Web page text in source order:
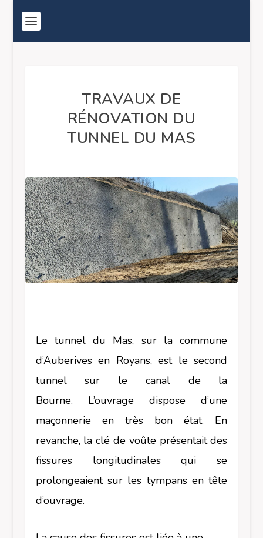
TRAVAUX DE
RÉNOVATION DU
TUNNEL DU MAS
Le tunnel du Mas, sur la commune
d’Auberives en Royans, est le second
tunnel sur le canal de la
Bourne. L’ouvrage dispose d’une
maçonnerie en très bon état. En
revanche, la clé de voûte présentaitdes
fissures longitudinales qui se
prolongeaient sur les tympans en tête
d’ouvrage.